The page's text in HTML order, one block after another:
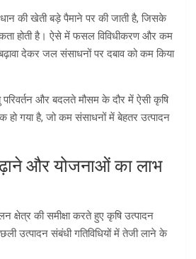
की खेती बड़े पैमाने पर की जाती है, जिसके
होती है। ऐसे में फसल विविधीकरण और कम
देकर जल संसाधनों पर दबाव को कम किया
और बदलते मौसम के दौर में ऐसी कृषि
हो गया है, जो कम संसाधनों में बेहतर उत्पादन
और योजनाओं का लाभ
क्षेत्र की समीक्षा करते हुए कृषि उत्पादन
उत्पादन संबंधी गतिविधियों में तेजी लाने के